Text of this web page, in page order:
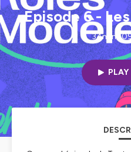
Episode 6 -
34min |
PLAY